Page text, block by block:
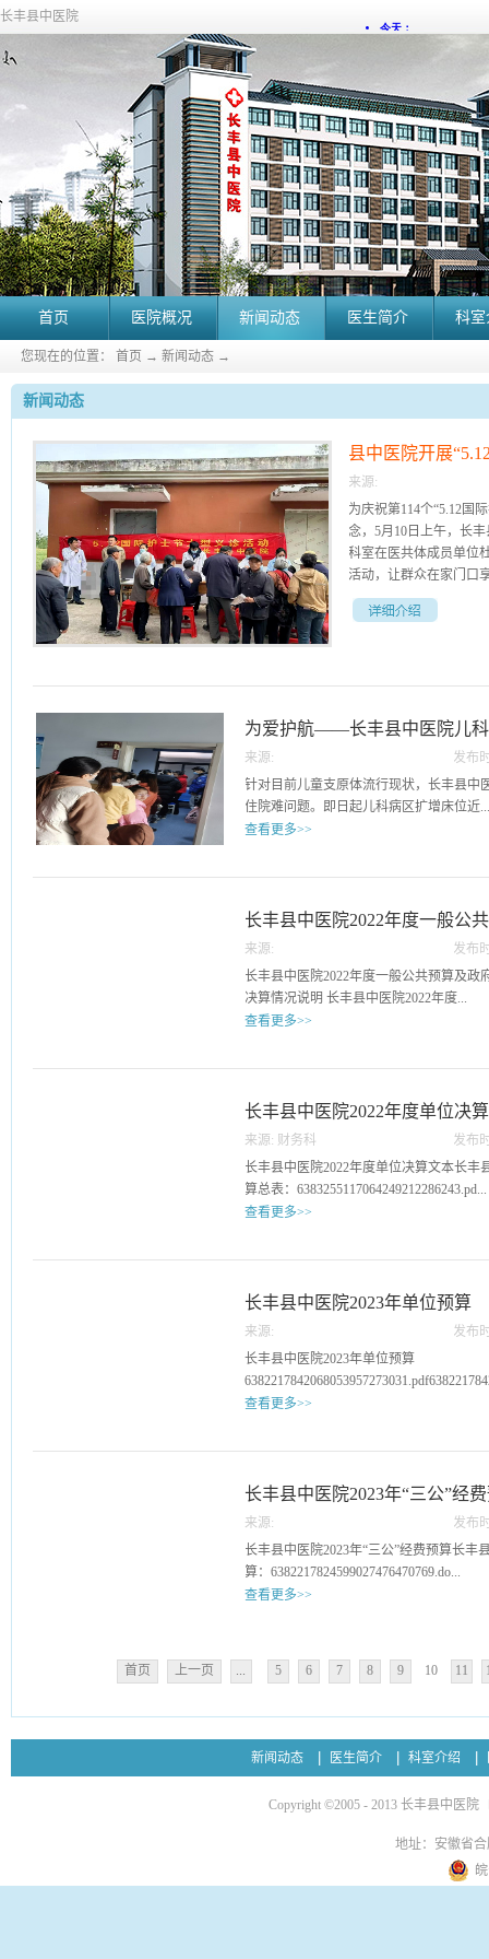
长丰县中医院
首页 医院概况 新闻动态 医生简介 科
您现在的位置： 首页 → 新闻动态 →
新闻动态
县中医院开展
来源:
为庆祝第114个“5.12国
念，5月10日上午，长
科室在医共体成员单位
活动，让群众在家门口
供免费测量血压、血糖
题演示耳穴压豆、虎符
术，邀请居民现场体
为通俗易懂的科普活动
的护理服务，为增进群
为爱护航——长丰县中医院儿
来源:
发布
15
针对目前儿童支原体流行现状，长丰县中
住院难问题。即日起儿科病区扩增床位近
人员共同努力下，大家开足马力，软件硬
工作。“我们曾在新冠疫情常态化下服从
们将全力应对此次支原体感染就诊高峰。
县中医院儿科分为儿科门诊和儿科病房,
儿，24小时对外接诊。能够诊治小儿各种
继续秉承“一切以患者为中心”的服务理念
人：梁云终审：轩传顺
查看更多>>
长丰县中医院2022年度一般公
政拨款“三公”经费决算情况说明
来源:
发布
10
长丰县中医院2022年度一般公共预算及政
决算情况说明 长丰县中医院2022年度...
查看更多>>
长丰县中医院2022年度单位决
来源: 财务科
发布
27
长丰县中医院2022年度单位决算文本长丰
算总表：6383255117064249212286243.pd...
查看更多>>
长丰县中医院2023年单位预算
来源:
发布
长丰县中医院2023年单位预算
查看更多>>
长丰县中医院2023年“三公”经
来源:
发布
12
长丰县中医院2023年“三公”经费预算长丰
算：6382217824599027476470769.do...
查看更多>>
首页 上一页 ... 5 6 7 8 9 10 11
新闻动态 医生简介 科室介绍
Copyright ©2005 - 2013 长丰县中医院
地址：安徽省